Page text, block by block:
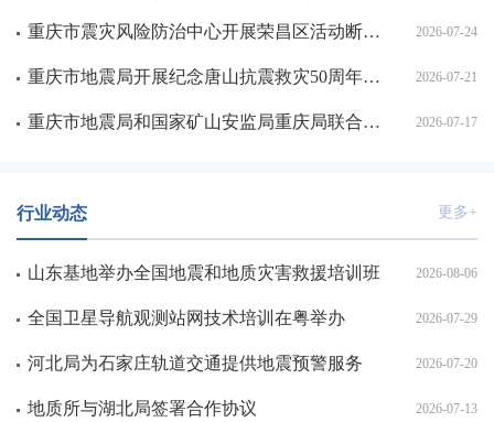
重庆市震灾风险防治中心开展荣昌区活动断层探测项目现场交流 2026-07-24
重庆市地震局开展纪念唐山抗震救灾50周年科普宣传活动 2026-07-21
重庆市地震局和国家矿山安监局重庆局联合开展专兼职纪检干部培训 2026-07-17
行业动态 更多+
山东基地举办全国地震和地质灾害救援培训班 2026-08-06
全国卫星导航观测站网技术培训在粤举办 2026-07-29
河北局为石家庄轨道交通提供地震预警服务 2026-07-20
地质所与湖北局签署合作协议 2026-07-13